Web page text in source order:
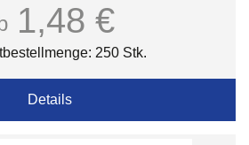
1,48 €
250 Stk.
Details